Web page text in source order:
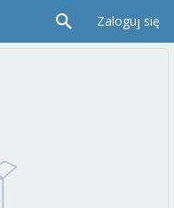
Zaloguj się